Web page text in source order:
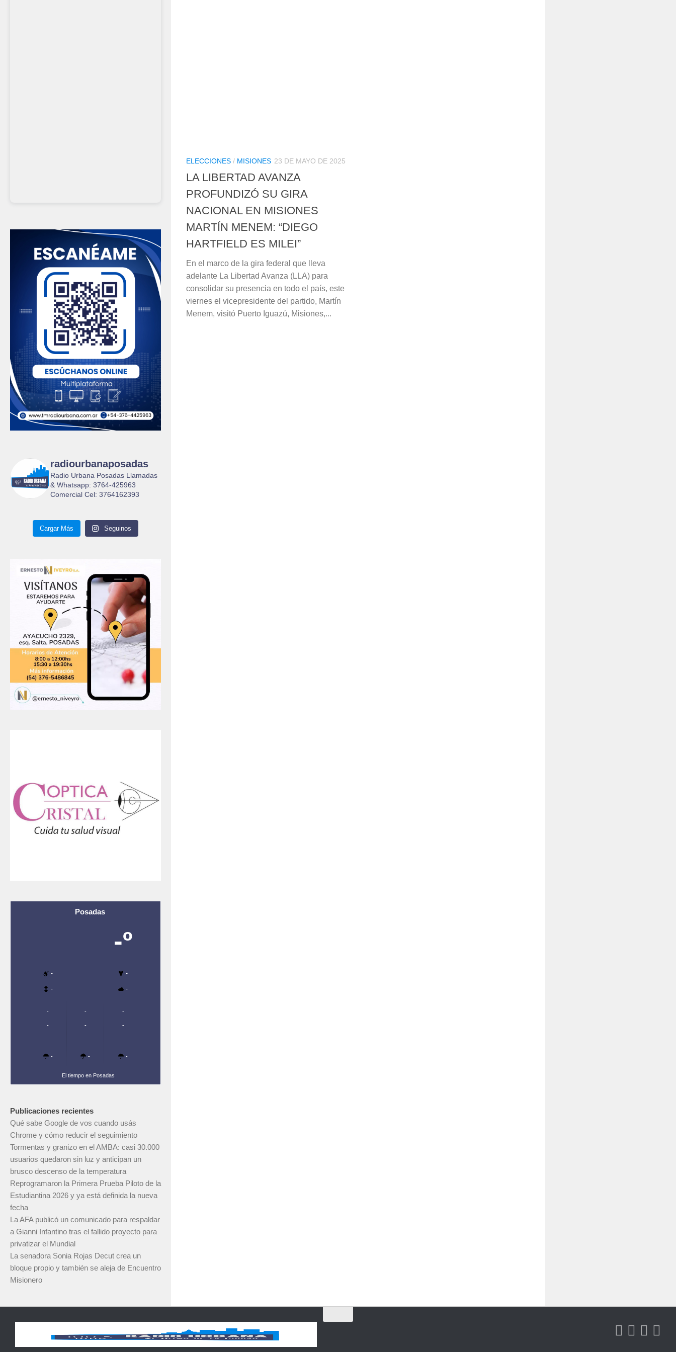
ELECCIONES / MISIONES 23 DE MAYO DE 2025
LA LIBERTAD AVANZA
PROFUNDIZÓ SU GIRA
NACIONAL EN MISIONES
MARTÍN MENEM: “DIEGO
HARTFIELD ES MILEI”
En el marco de la gira federal que lleva
adelante La Libertad Avanza (LLA) para
consolidar su presencia en todo el país, este
viernes el vicepresidente del partido, Martín
Menem, visitó Puerto Iguazú, Misiones,...
radiourbanaposadas
Radio Urbana Posadas Llamadas
& Whatsapp: 3764-425963
Comercial Cel: 3764162393
Cargar Más Seguinos
Posadas
-º
- -
- -
-
-
-
-
-
-
-
-
-
El tiempo en Posadas
Publicaciones recientes
Qué sabe Google de vos cuando usás
Chrome y cómo reducir el seguimiento
Tormentas y granizo en el AMBA: casi 30.000
usuarios quedaron sin luz y anticipan un
brusco descenso de la temperatura
Reprogramaron la Primera Prueba Piloto de la
Estudiantina 2026 y ya está definida la nueva
fecha
La AFA publicó un comunicado para respaldar
a Gianni Infantino tras el fallido proyecto para
privatizar el Mundial
La senadora Sonia Rojas Decut crea un
bloque propio y también se aleja de Encuentro
Misionero